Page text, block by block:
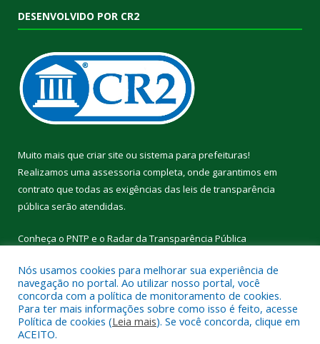
DESENVOLVIDO POR CR2
Muito mais que criar site ou sistema para prefeituras!
Realizamos uma assessoria completa, onde garantimos em
contrato que todas as exigências das leis de transparência
pública serão atendidas.
Conheça o PNTP e o Radar da Transparência Pública
Todos os direitos reservados a Câmara Municipal de Cumaru do
Norte.
Nós usamos cookies para melhorar sua experiência de
navegação no portal. Ao utilizar nosso portal, você
concorda com a política de monitoramento de cookies.
Para ter mais informações sobre como isso é feito, acesse
Política de cookies (Leia mais). Se você concorda, clique em
ACEITO.